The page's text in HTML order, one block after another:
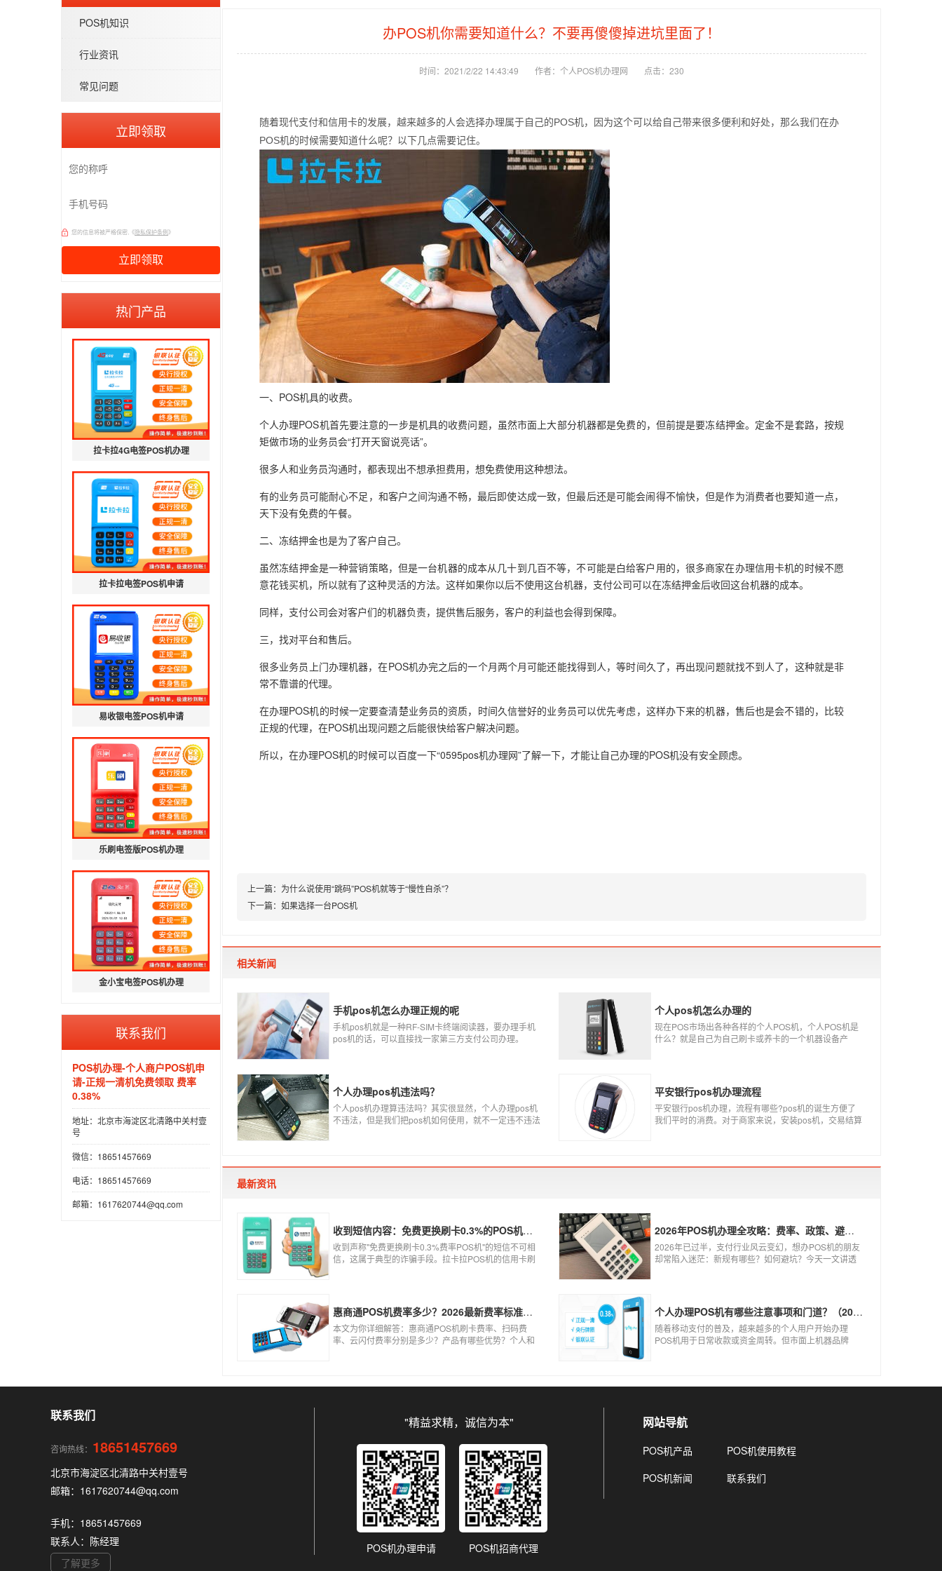
POS机知识
行业资讯
常见问题
立即领取
您的信息将被严格保密,《隐私保护条例》
热门产品
拉卡拉4G电签POS机办理
拉卡拉电签POS机申请
易收银电签POS机申请
乐刷电签版POS机办理
金小宝电签POS机办理
联系我们
POS机办理-个人商户POS机申
请-正规一清机免费领取 费率
0.38%
地址：北京市海淀区北清路中关村壹
号
微信：18651457669
电话：18651457669
邮箱：1617620744@qq.com
办POS机你需要知道什么？不要再傻傻掉进坑里面了！
时间：2021/2/22 14:43:49 作者：个人POS机办理网 点击： 230
随着现代支付和信用卡的发展，越来越多的人会选择办理属于自己的POS机，因为这个可以给自己带来很多便利和好处，那么我们在办
POS机的时候需要知道什么呢？以下几点需要记住。
一、POS机具的收费。
个人办理POS机首先要注意的一步是机具的收费问题，虽然市面上大部分机器都是免费的，但前提是要冻结押金。定金不是套路，按规
矩做市场的业务员会“打开天窗说亮话”。
很多人和业务员沟通时，都表现出不想承担费用，想免费使用这种想法。
有的业务员可能耐心不足，和客户之间沟通不畅，最后即使达成一致，但最后还是可能会闹得不愉快，但是作为消费者也要知道一点，
天下没有免费的午餐。
二、冻结押金也是为了客户自己。
虽然冻结押金是一种营销策略，但是一台机器的成本从几十到几百不等，不可能是白给客户用的，很多商家在办理信用卡机的时候不愿
意花钱买机，所以就有了这种灵活的方法。这样如果你以后不使用这台机器，支付公司可以在冻结押金后收回这台机器的成本。
同样，支付公司会对客户们的机器负责，提供售后服务，客户的利益也会得到保障。
三，找对平台和售后。
很多业务员上门办理机器，在POS机办完之后的一个月两个月可能还能找得到人，等时间久了，再出现问题就找不到人了，这种就是非
常不靠谱的代理。
在办理POS机的时候一定要查清楚业务员的资质，时间久信誉好的业务员可以优先考虑，这样办下来的机器，售后也是会不错的，比较
正规的代理，在POS机出现问题之后能很快给客户解决问题。
所以，在办理POS机的时候可以百度一下“0595pos机办理网”了解一下，才能让自己办理的POS机没有安全顾虑。
上一篇： 为什么说使用“跳码”POS机就等于“慢性自杀”？
下一篇： 如果选择一台POS机
相关新闻
手机pos机怎么办理正规的呢
手机pos机就是一种RF-SIM卡终端阅读器，要办理手机
pos机的话，可以直接找一家第三方支付公司办理。
个人pos机怎么办理的
现在POS市场出各种各样的个人POS机，个人POS机是
什么？就是自己为自己刷卡或养卡的一个机器设备产
个人办理pos机违法吗？
个人pos机办理算违法吗？其实很显然，个人办理pos机
不违法，但是我们把pos机如何使用，就不一定违不违法
刷自己信用卡用自己的pos机，这样只是算违规，只要我
平安银行pos机办理流程
平安银行pos机办理，流程有哪些?pos机的诞生方便了
我们平时的消费。对于商家来说，安装pos机，交易结算
最新资讯
收到短信内容：免费更换刷卡0.3%的POS机，可以相信吗？
收到声称"免费更换刷卡0.3%费率POS机"的短信不可相
信，这属于典型的诈骗手段。拉卡拉POS机的信用卡刷
2026年POS机办理全攻略：费率、政策、避坑一篇讲清
2026年已过半，支付行业风云变幻，想办POS机的朋友
却常陷入迷茫：新规有哪些？如何避坑？今天一文讲透
惠商通POS机费率多少？2026最新费率标准及办理全攻略
本文为你详细解答：惠商通POS机刷卡费率、扫码费
率、云闪付费率分别是多少？产品有哪些优势？个人和
个人办理POS机有哪些注意事项和门道？（2026最新避坑指南）
随着移动支付的普及，越来越多的个人用户开始办理
POS机用于日常收款或资金周转。但市面上机器品牌
联系我们
咨询热线： 18651457669
北京市海淀区北清路中关村壹号
邮箱：1617620744@qq.com
手机：18651457669
联系人：陈经理
了解更多
"精益求精，诚信为本"
POS机办理申请 POS机招商代理
网站导航
POS机产品
POS机使用教程
POS机新闻
联系我们